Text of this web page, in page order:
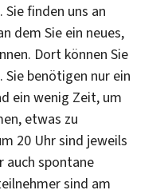
finden uns an
dem Sie ein neues,
Dort können Sie
Sie benötigen nur ein
ein wenig Zeit, um
etwas zu
20 Uhr sind jeweils
auch spontane
sind am